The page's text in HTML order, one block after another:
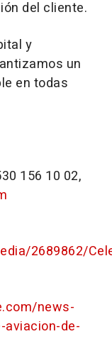
del cliente.
y
un
en todas
156 10 02,
2689862/
news-
de-